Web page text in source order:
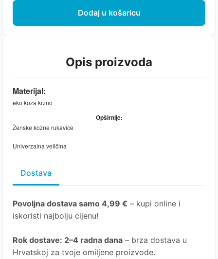
Dodaj u košaricu
Opis proizvoda
Materijal:
eko koža krzno
Opširnije:
Ženske kožne rukavice
Univerzalna veličina
Dostava
Povoljna dostava samo 4,99 € – kupi online i
iskoristi najbolju cijenu!
Rok dostave: 2–4 radna dana – brza dostava u
Hrvatskoj za tvoje omiljene proizvode.